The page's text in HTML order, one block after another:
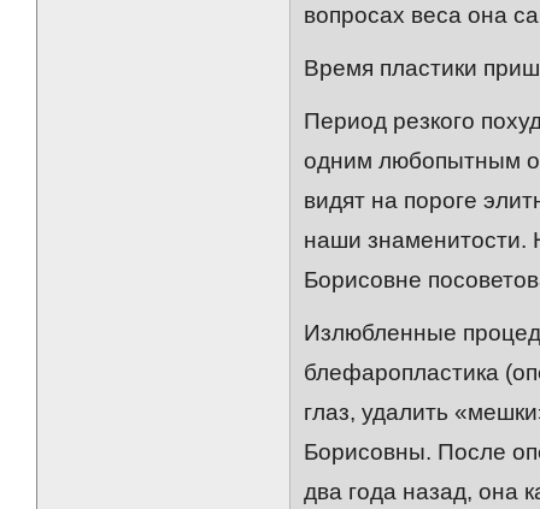
вопросах веса она
Время пластики
Период резкого
одним любопытным
видят на пороге
наши знаменитости.
Борисовне
Излюбленные
блефаропластика
глаз, удалить
Борисовны. После
два года назад, она